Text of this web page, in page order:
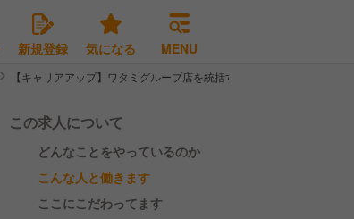
新規登録 気になる MENU
【キャリアアップ】ワタミグループ店を統括する即戦力店長・エリア
この求人について
どんなことをやっているのか
こんな人と働きます
ここにこだわってます